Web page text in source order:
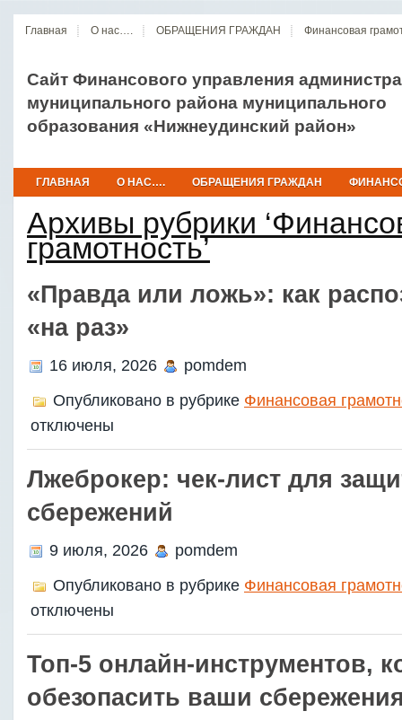
Главная О нас…. ОБРАЩЕНИЯ ГРАЖДАН Финансовая
Сайт Финансового управления
муниципального района муниципального
образования «Нижнеудинский район»
ГЛАВНАЯ О НАС…. ОБРАЩЕНИЯ ГРАЖДАН
Архивы рубрики
грамотность’
«Правда или ложь»: как
«на раз»
16 июля, 2026
pomdem
Опубликовано в рубрике Финансовая
отключены
Лжеброкер: чек‑лист для
сбережений
9 июля, 2026
pomdem
Опубликовано в рубрике Финансовая
отключены
Топ‑5 онлайн‑инструментов,
обезопасить ваши